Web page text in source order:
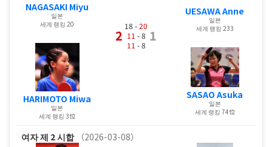
NAGASAKI Miyu
일본
세계 랭킹 20
HARIMOTO Miwa
일본
세계 랭킹 3位
2
18 -20
11 - 8
11 - 8
1
UESAWA Anne
일본
세계 랭킹 233
SASAO Asuka
일본
세계 랭킹 74位
여자제 2 시합 （2026-03-08）